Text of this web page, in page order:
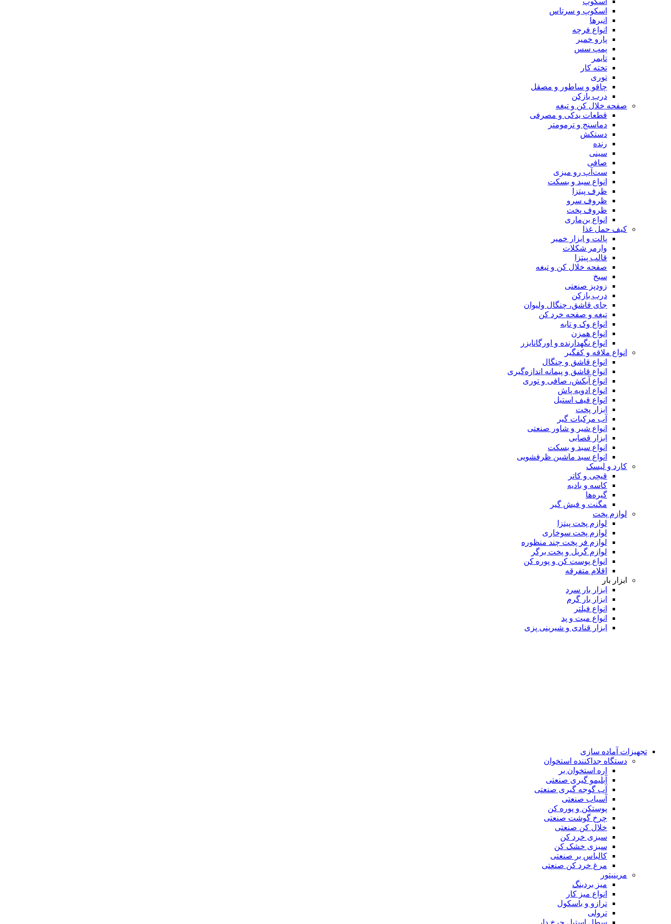
اسکوپ و سرتاس
انبرها
انواع فرچه
پارو خمیر
پمپ سس
تایمر
تخته کار
توری
چاقو و ساطور و مصقل
درب بازکن
صفحه خلال کن و تیغه
قطعات یدکی و مصرفی
دماسنج و ترمومتر
دستکش
رنده
سینی
صافی
ست‌آپ رو میزی
انواع سبد و بسکت
ظرف پیتزا
ظروف سرو
ظروف پخت
انواع بن‌ماری
کیف حمل غذا
پالت و ابزار خمیر
وارمر شکلات
قالب پیتزا
صفحه خلال کن و تیغه
سیخ
زودپز صنعتی
درب بازکن
جای قاشق، چنگال ولیوان
تیغه و صفحه خرد کن
انواع وک و تابه
انواع همزن
انواع نگهدارنده و اورگانایزر
انواع ملاقه و کفگیر
انواع قاشق و چنگال
انواع قاشق و پیمانه اندازه‌گیری
انواع آبکش، صافی و توری
انواع ادویه پاش
انواع قیف استیل
ابزار پخت
آب مرکبات گیر
انواع شیر و شاور صنعتی
ابزار قصابی
انواع سبد و بسکت
انواع سبد ماشین ظرفشویی
کارد و لیسک
قیچی و کاتر
کاسه و بادیه
گیره‌ها
مگنت و فیش گیر
لوازم پخت
لوازم پخت پیتزا
لوازم پخت سوخاری
لوازم فر پخت چند منظوره
لوازم گریل و پخت برگر
انواع پوست کن و پوره کن
اقلام متفرقه
ابزار بار
ابزار بار سرد
ابزار بار گرم
انواع فیلتر
انواع میت و پد
ابزار قنادی و شیرینی پزی
تجهیزات آماده سازی
دستگاه جداکننده استخوان
اره استخوان بر
آبلیمو گیری صنعتی
آب گوجه گیری صنعتی
آسیاب صنعتی
پوستکن و پوره کن
چرخ گوشت صنعتی
خلال کن صنعتی
سبزی خرد کن
سبزی خشک کن
کالباس بر صنعتی
مرغ خرد کن صنعتی
مرینیتور
میز بردینگ
انواع میز کار
ترازو و باسکول
ترولی
سطل استیل چرخ دار